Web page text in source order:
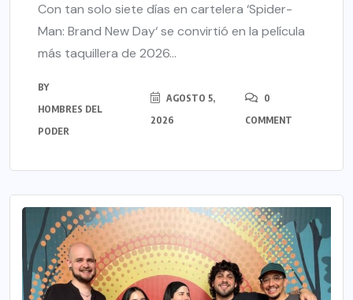
Con tan solo siete días en cartelera ‘Spider-
Man: Brand New Day‘ se convirtió en la película
más taquillera de 2026...
BY
HOMBRES DEL
PODER
AGOSTO 5,
2026
0
COMMENT